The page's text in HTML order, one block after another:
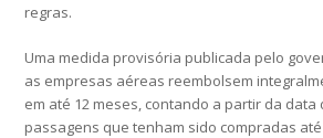
regras.
Uma medida provisória publicada pelo
as empresas aéreas reembolsem
em até 12 meses, contando a partir da data
passagens que tenham sido compradas